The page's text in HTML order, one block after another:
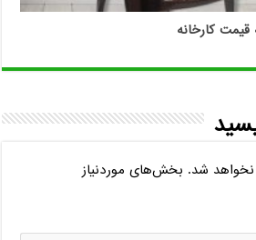
کارخانه
نخواهد شد. بخش‌های موردنیاز